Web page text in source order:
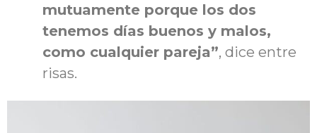
mutuamente porque los dos
tenemos días buenos y malos,
como cualquier pareja”, dice entre
risas.